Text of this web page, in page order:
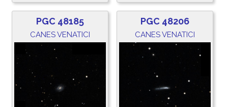
PGC 48185
CANES VENATICI
PGC 48206
CANES VENATICI